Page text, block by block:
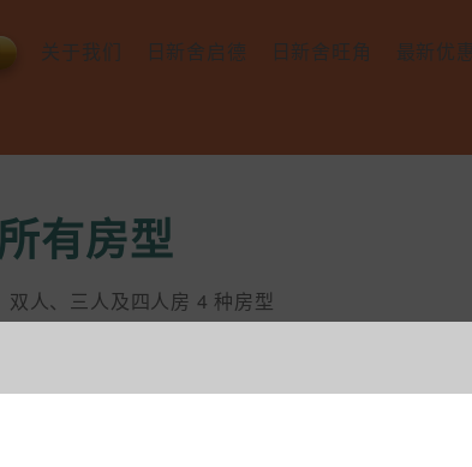
关于我们
媒体报导
日新舍启德
社区交通配套​
日新舍旺角
社区交通配套​
最新优惠
所有房型
双人、三人及四人房 4 种房型